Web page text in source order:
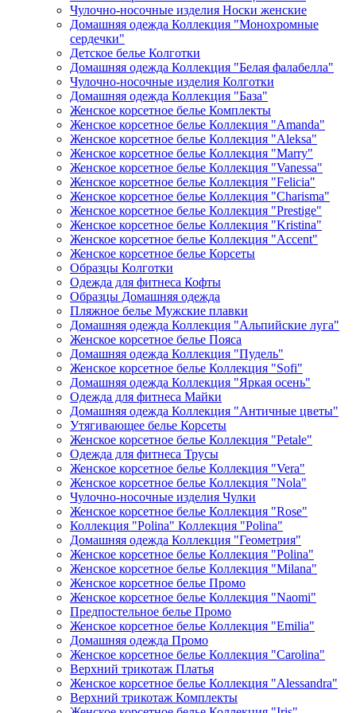
Чулочно-носочные изделия Носки женские
Домашняя одежда Коллекция "Монохромные
сердечки"
Детское белье Колготки
Домашняя одежда Коллекция "Белая фалабелла"
Чулочно-носочные изделия Колготки
Домашняя одежда Коллекция "База"
Женское корсетное белье Комплекты
Женское корсетное белье Коллекция "Amanda"
Женское корсетное белье Коллекция "Aleksa"
Женское корсетное белье Коллекция "Marry"
Женское корсетное белье Коллекция "Vanessa"
Женское корсетное белье Коллекция "Felicia"
Женское корсетное белье Коллекция "Charisma"
Женское корсетное белье Коллекция "Prestige"
Женское корсетное белье Коллекция "Kristina"
Женское корсетное белье Коллекция "Accent"
Женское корсетное белье Корсеты
Образцы Колготки
Одежда для фитнеса Кофты
Образцы Домашняя одежда
Пляжное белье Мужские плавки
Домашняя одежда Коллекция "Альпийские луга"
Женское корсетное белье Пояса
Домашняя одежда Коллекция "Пудель"
Женское корсетное белье Коллекция "Sofi"
Домашняя одежда Коллекция "Яркая осень"
Одежда для фитнеса Майки
Домашняя одежда Коллекция "Античные цветы"
Утягивающее белье Корсеты
Женское корсетное белье Коллекция "Petale"
Одежда для фитнеса Трусы
Женское корсетное белье Коллекция "Vera"
Женское корсетное белье Коллекция "Nola"
Чулочно-носочные изделия Чулки
Женское корсетное белье Коллекция "Rose"
Коллекция "Polina" Коллекция "Polina"
Домашняя одежда Коллекция "Геометрия"
Женское корсетное белье Коллекция "Polina"
Женское корсетное белье Коллекция "Milana"
Женское корсетное белье Промо
Женское корсетное белье Коллекция "Naomi"
Предпостельное белье Промо
Женское корсетное белье Коллекция "Emilia"
Домашняя одежда Промо
Женское корсетное белье Коллекция "Carolina"
Верхний трикотаж Платья
Женское корсетное белье Коллекция "Alessandra"
Верхний трикотаж Комплекты